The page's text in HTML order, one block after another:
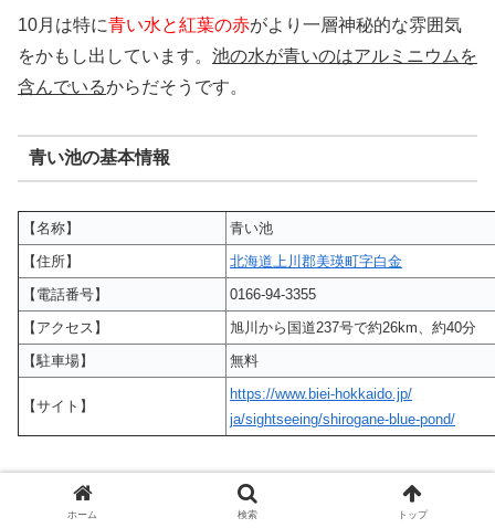
10月は特に青い水と紅葉の赤がより一層神秘的な雰囲気
をかもし出しています。 池の水が青いのはアルミニウムを
含んでいるからだそうです。
青い池の基本情報
【名称】
青い池
【住所】
北海道上川郡美瑛町字白金
【電話番号】
0166-94-3355
【アクセス】
旭川から国道237号で約26km、約40分
【駐車場】
無料
【サイト】
https://www.biei-hokkaido.jp/
ja/sightseeing/shirogane-blue-pond/
美瑛「青い池」は神秘の絶景！冬のライトアップは必見！
青い理由や混雑情報も！
ホーム 検索 トップ